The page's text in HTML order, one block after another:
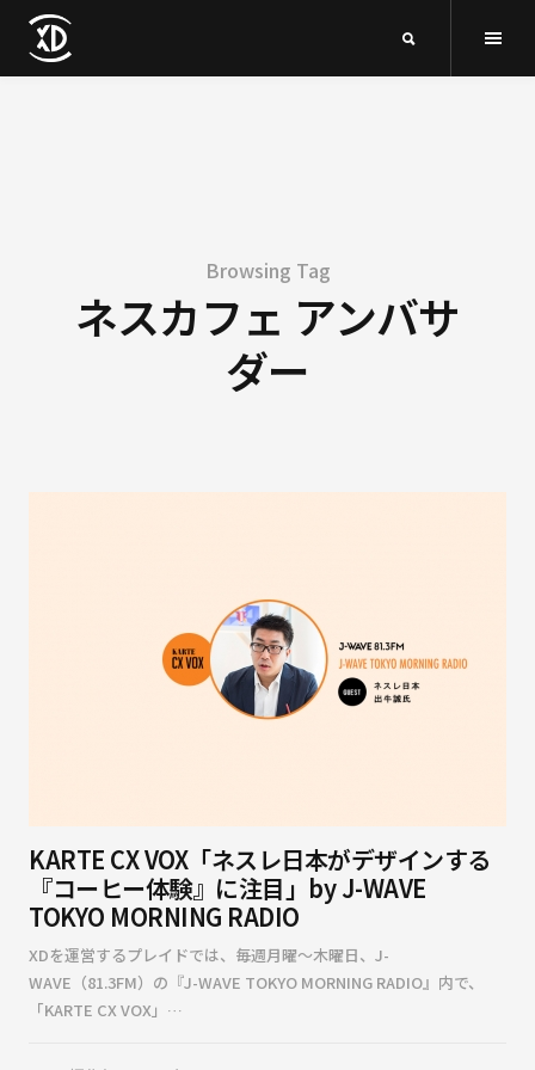
Browsing Tag
ネスカフェ アンバサ
ダー
KARTE CX VOX「ネスレ日本がデザインする
『コーヒー体験』に注目」by J-WAVE
TOKYO MORNING RADIO
XDを運営するプレイドでは、毎週月曜〜木曜日、J-
WAVE（81.3FM）の『J-WAVE TOKYO MORNING RADIO』内で、
「KARTE CX VOX」…